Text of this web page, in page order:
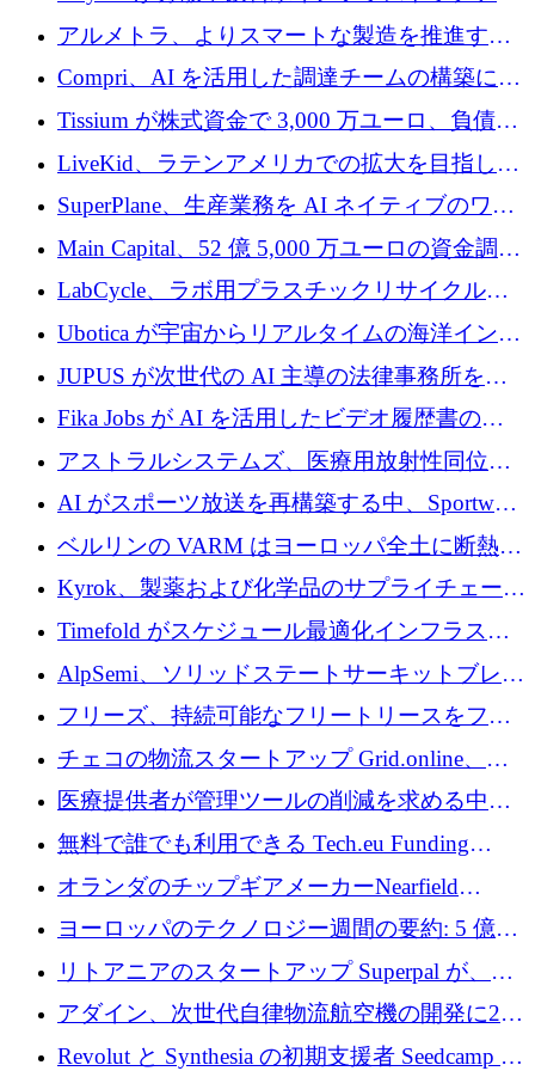
プラットフォームを拡張するために 242 万ユ
ーロを調達
アルメトラ、よりスマートな製造を推進する
ためにシリーズ A で 1,630 万ユーロを確保
Compri、AI を活用した調達チームの構築に
320 万ユーロを確保
Tissium が株式資金で 3,000 万ユーロ、負債で
3,000 万ユーロを調達
LiveKid、ラテンアメリカでの拡大を目指して
Aldea を買収
SuperPlane、生産業務を AI ネイティブのワー
クフロー層に変えるために 260 万ドルを確保
Main Capital、52 億 5,000 万ユーロの資金調達
でエンタープライズ ソフトウェアの開発を倍
LabCycle、ラボ用プラスチックリサイクルシ
ステムを商業化し、焼却廃棄物を削減するた
めに43万ポンドを確保
Ubotica が宇宙からリアルタイムの海洋インテ
リジェンスを拡張するために 1,100 万ドルを
JUPUS が次世代の AI 主導の法律事務所を強
化するために 1,300 万ユーロを調達
Fika Jobs が AI を活用したビデオ履歴書のた
めに 400 万ドルを調達
アストラルシステムズ、医療用放射性同位元
素の世界的な不足に対処するために2,300万ポ
ンドを調達
AI がスポーツ放送を再構築する中、Sportway
が 2,000 万ユーロを調達
ベルリンの VARM はヨーロッパ全土に断熱材
を拡張するために 1,750 万ユーロを投資
Kyrok、製薬および化学品のサプライチェーン
に AI を導入するために 310 万ユーロを確保
Timefold がスケジュール最適化インフラスト
ラクチャを拡張するためにシリーズ A で
1,300 万ドルを調達
AlpSemi、ソリッドステートサーキットブレー
カー技術の進歩のために1,700万ユーロを調達
フリーズ、持続可能なフリートリースをフラ
ンス全土に拡大するために1,300万ユーロを確
保
チェコの物流スタートアップ Grid.online、配
送量が 1 年で 10 倍に増加し、400 万ユーロの
医療提供者が管理ツールの削減を求める中、
a16z が Prosper AI を 3,000 万ドルで支援
無料で誰でも利用できる Tech.eu Funding
Explorer のご紹介
オランダのチップギアメーカーNearfield
Instrumentsが3億8,000万ドルを調達
ヨーロッパのテクノロジー週間の要約: 5 億
8,500 万ユーロを超える 60 以上のテクノロジ
ー資金調達取引
リトアニアのスタートアップ Superpal が、
Slack 内に構築された AI コワーカー プラット
フォームのために 50 万ユーロを調達
アダイン、次世代自律物流航空機の開発に250
万ユーロを確保
Revolut と Synthesia の初期支援者 Seedcamp が